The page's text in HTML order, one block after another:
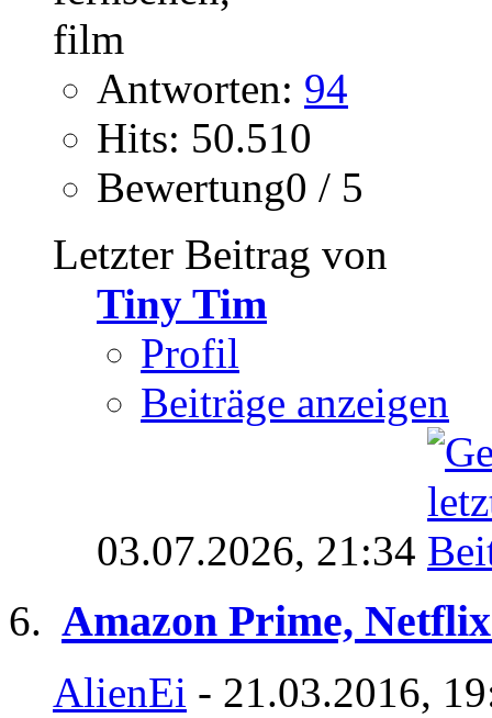
Antworten: 94
Hits: 50.510
Bewertung0 / 5
Letzter Beitrag von
Tiny Tim
Profil
Beiträge anzeigen
03.07.2026, 21:34
Amazon Prime,
AlienEi - 21.03.2016,